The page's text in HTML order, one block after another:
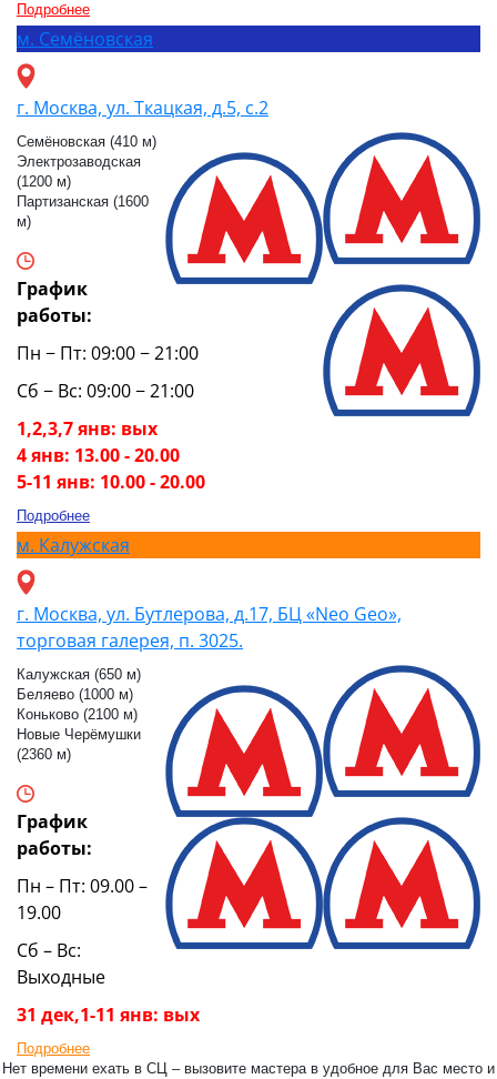
Подробнее
м. Семёновская
г. Москва, ул. Ткацкая, д.5, с.2
Семёновская (410 м)
Электрозаводская
(1200 м)
Партизанская (1600
м)
График
работы:
Пн − Пт: 09:00 − 21:00
Сб − Вс: 09:00 − 21:00
1,2,3,7 янв: вых
4 янв: 13.00 - 20.00
5-11 янв: 10.00 - 20.00
Подробнее
м. Калужская
г. Москва, ул. Бутлерова, д.17, БЦ «Neo Geo»,
торговая галерея, п. 3025.
Калужская (650 м)
Беляево (1000 м)
Коньково (2100 м)
Новые Черёмушки
(2360 м)
График
работы:
Пн – Пт: 09.00 –
19.00
Сб – Вс:
Выходные
31 дек,1-11 янв: вых
Подробнее
Нет времени ехать в СЦ – вызовите мастера в удобное для Вас место и